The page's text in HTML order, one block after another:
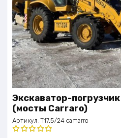
Экскаватор-
(мосты Carraro)
Артикул: T17,5/24 camarro